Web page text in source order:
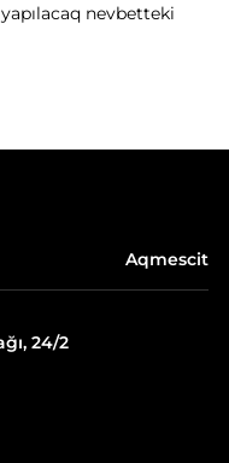
nevbetteki
Aqmescit
24/2